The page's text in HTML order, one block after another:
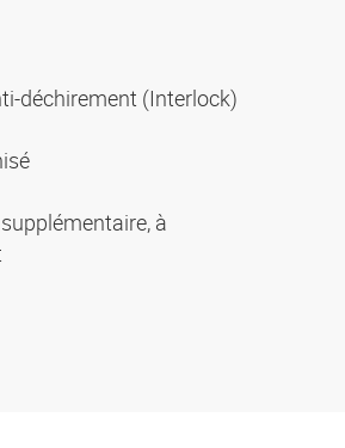
déchirement (Interlock)
à